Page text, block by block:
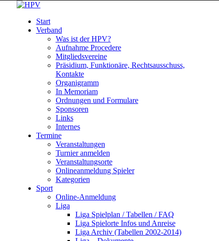
Start
Verband
Was ist der HPV?
Aufnahme Procedere
Mitgliedsvereine
Präsidium, Funktionäre, Rechtsausschuss,
Kontakte
Organigramm
In Memoriam
Ordnungen und Formulare
Sponsoren
Links
Internes
Termine
Veranstaltungen
Turnier anmelden
Veranstaltungsorte
Onlineanmeldung Spieler
Kategorien
Sport
Online-Anmeldung
Liga
Liga Spielplan / Tabellen / FAQ
Liga Spielorte Infos und Anreise
Liga Archiv (Tabellen 2002-2014)